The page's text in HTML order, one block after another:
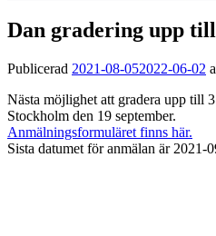
Dan gradering upp
Publicerad 2021-08-052022-06-02
Nästa möjlighet att gradera upp till
Stockholm den 19 september.
Anmälningsformuläret finns här.
Sista datumet för anmälan är 2021-